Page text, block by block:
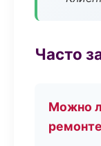
Часто
Можно